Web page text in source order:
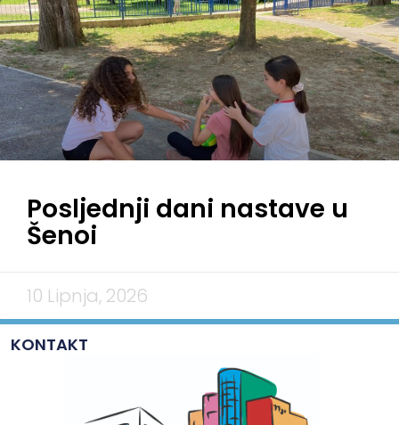
Posljednji dani nastave u
Šenoi
10 Lipnja, 2026
KONTAKT